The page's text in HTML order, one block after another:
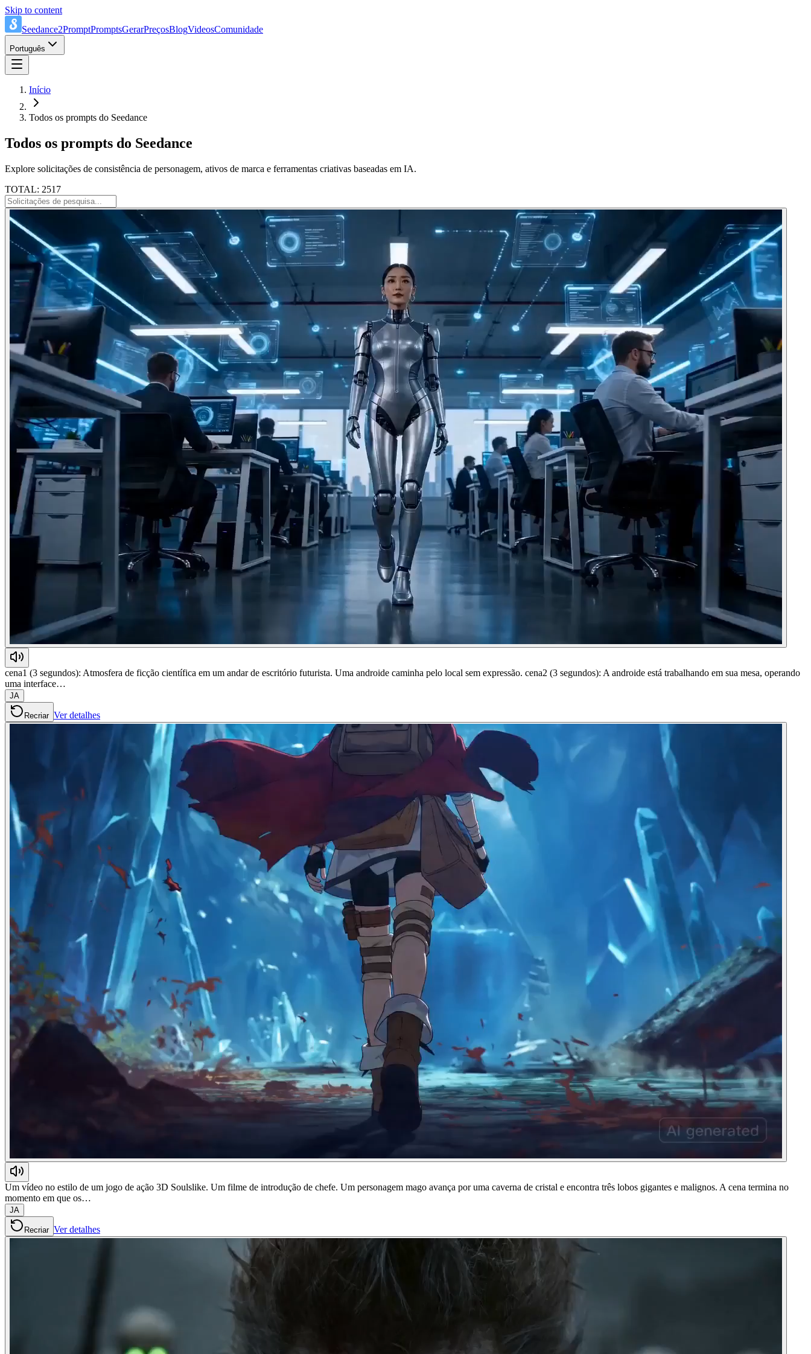
Skip to content
Seedance2PromptPromptsGerarPreçosBlogVideosComunidade
Português
Início
Todos os prompts do Seedance
Todos os prompts do Seedance
Explore solicitações de consistência de personagem, ativos de marca e ferramentas criativas baseadas em IA.
TOTAL: 2517
cena1 (3 segundos): Atmosfera de ficção científica em um andar de escritório futurista. Uma androide caminha pelo local sem expressão. cena2 (3 segundos): A androide está trabalhando em sua mesa, operando
uma interface…
JA
Recriar Ver detalhes
Um vídeo no estilo de um jogo de ação 3D Soulslike. Um filme de introdução de chefe. Um personagem mago avança por uma caverna de cristal e encontra três lobos gigantes e malignos. A cena termina no
momento em que os…
JA
Recriar Ver detalhes